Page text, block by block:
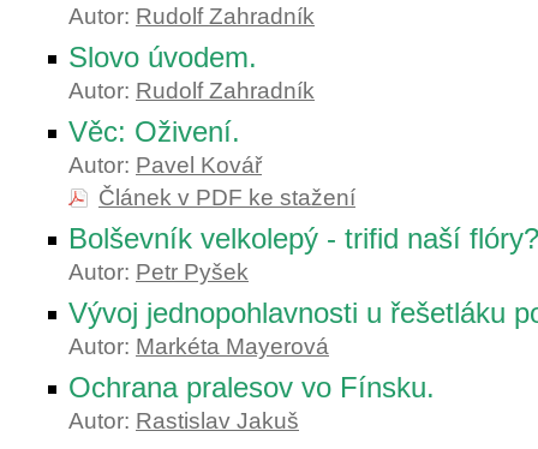
Autor: Rudolf Zahradník
Slovo úvodem.
Autor: Rudolf Zahradník
Věc: Oživení.
Autor: Pavel Kovář
Článek v PDF ke stažení
Bolševník velkolepý - trifid naší flóry?
Autor: Petr Pyšek
Vývoj jednopohlavnosti u řešetláku
Autor: Markéta Mayerová
Ochrana pralesov vo Fínsku.
Autor: Rastislav Jakuš